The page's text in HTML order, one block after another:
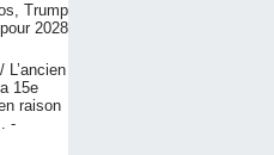
Trump
2028
L’ancien
15e
raison
-